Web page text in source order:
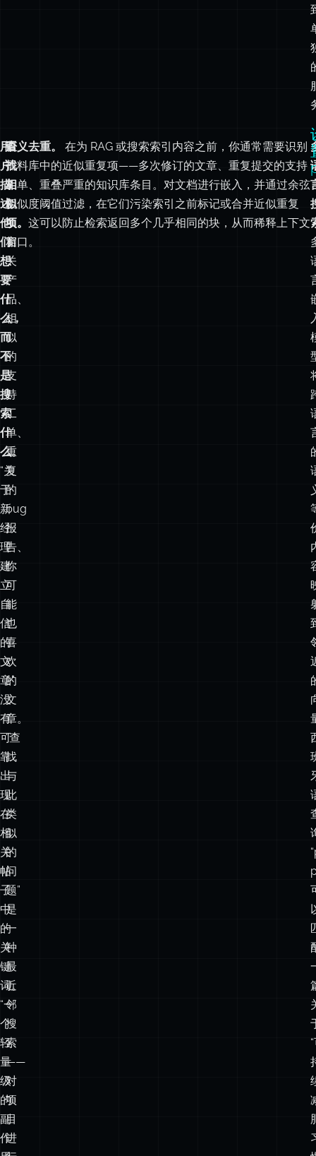
用
户
描
述
他
们
想
要
什
么，
而
不
是
搜
索
什
么。
“关
于
新
经
理
建
立
自
信
的
文
章”
没
有
可
靠
出
现
在
相
关
帖
子
中
的
关
键
词。
“一
个
轻
查
找
相
似
项。
相
关
产
品、
相
似
的
支
持
工
单、
重
复
的
bug
报
告、
你
可
能
也
喜
欢
的
文
章。
“查
找
与
此
类
似
的
问
题”
是
一
种
最
近
邻
搜
索
语义去重。
语料库中的近似重复项——多次修订的文章、重复提交的支持
工单、重叠严重的知识库条目。对文档进行嵌入，并通过余弦
相似度阈值过滤，在它们污染索引之前标记或合并近似重复
项。这可以防止检索返回多个几乎相同的块，从而稀释上下文
窗口。